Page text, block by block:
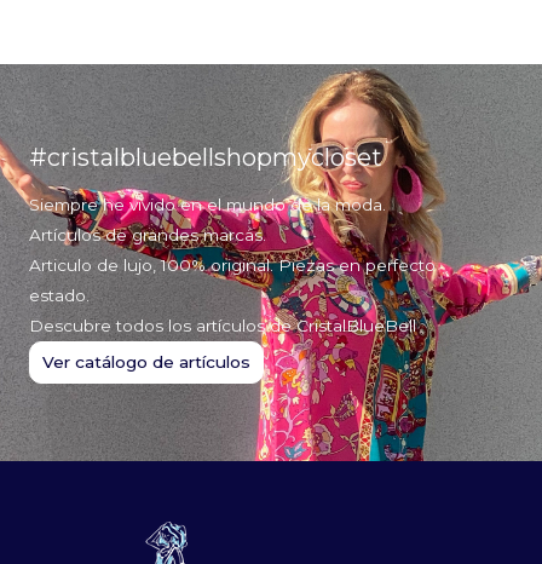
#cristalbluebellshopmycloset
Siempre he vivido en el mundo de la moda.
Artículos de grandes marcas.
Articulo de lujo, 100% original. Piezas en perfecto
estado.
Descubre todos los artículos de CristalBlueBell
Ver catálogo de artículos